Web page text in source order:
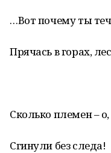
…Вот почему ты
Прячась в горах,
Сколько племен –
Сгинули без следа!